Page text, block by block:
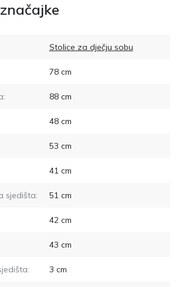
Stolice za dječju sobu
78cm
88cm
48cm
53 cm
41cm
sjedišta: 51cm
42cm
43 cm
3 cm